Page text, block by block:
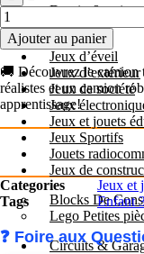
Dessin &
Musique
Jeux d’éveil
Jeux d’extérieur
Jeux de société
Jeux
Jeux et jouets
Jeux Sportifs
Jouets
Jeux de
Blocks De
Lego Petites
Circuits &
quantité
de
Camion
Transporteur
de
Dinosaures
Ajouter au panier
🚚 Découvrez le camion
réalistes et un camion
apprentissage!
Categories Jeux et
Tags
Enfant
❓ Foire aux